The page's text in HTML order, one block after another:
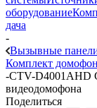
оборудование
дача
-
Вызывные
Комплект
-CTV-D4001AHD
видеодомофона
Поделиться